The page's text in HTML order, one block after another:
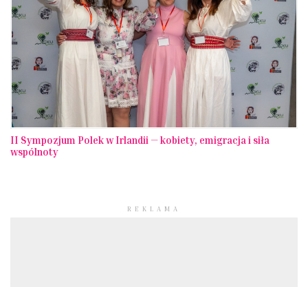
II Sympozjum Polek w Irlandii — kobiety, emigracja i siła
wspólnoty
REKLAMA